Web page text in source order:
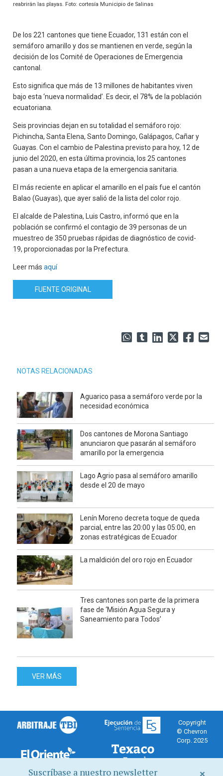
reabrirán las playas. Foto: cortesía Municipio de Salinas
De los 221 cantones que tiene Ecuador, 131 están con el
semáforo amarillo y dos se mantienen en verde, según la
decisión de los Comité de Operaciones de Emergencia
cantonal.
Esto significa que más de 13 millones de habitantes viven
bajo esta ‘nueva normalidad’. Es decir, el 78% de la población
ecuatoriana.
Seis provincias dejan en su totalidad el semáforo rojo:
Pichincha, Santa Elena, Santo Domingo, Galápagos, Cañar y
Guayas. Con el cambio de Palestina previsto para hoy, 12 de
junio del 2020, en esta última provincia, los 25 cantones
pasan a una nueva etapa de la emergencia sanitaria.
El más reciente en aplicar el amarillo en el país fue el cantón
Balao (Guayas), que ayer salió de la lista del color rojo.
El alcalde de Palestina, Luis Castro, informó que en la
población se confirmó el contagio de 39 personas de un
muestreo de 350 pruebas rápidas de diagnóstico de covid-
19, proporcionadas por la Prefectura.
Leer másaquí
FUENTE ORIGINAL
NOTAS RELACIONADAS
Aguarico pasa a semáforo verde por la
necesidad económica
Dos cantones de Morona Santiago
anunciaron que pasarán al semáforo
amarillo por la emergencia
Lago Agrio pasa al semáforo amarillo
desde el 20 de mayo
Lenín Moreno decreta toque de queda
parcial, entre las 20:00 y las 05:00, en
zonas estratégicas de Ecuador
La maldición del oro rojo en Ecuador
Tres cantones son parte de la primera
fase de ‘Misión Agua Segura y
Saneamiento para Todos’
VER MÁS
Suscríbase a nuestro newsletter
Copyright
© Chevron
Corp. 2025